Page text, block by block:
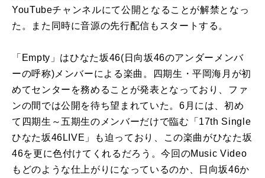
YouTubeチャンネルにて公開となることが解禁となっ
た。また同時に音源の先行配信もスタートする。
「Empty」はひなた坂46(日向坂46のアンダーメンバ
ーの呼称)メンバーによる楽曲。四期生・平岡海月が初
めてセンターを務めることが発表となっており、ファ
ンの間では公開を待ち望まれていた。6月には、初め
て四期生～五期生のメンバーだけで臨む「17th Single
ひなた坂46LIVE」も迫っており、この楽曲がひなた坂
46を更に色付けてくれるだろう。今回のMusic Video
もどのような仕上がりになっているのか、日向坂46か